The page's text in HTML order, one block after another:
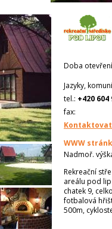
Doba
Jazyky,
tel.: +420 604
fax:
WWW
Nadmoř.
Rekreační
areálu pod
chatek 9,
fotbalová
500m,